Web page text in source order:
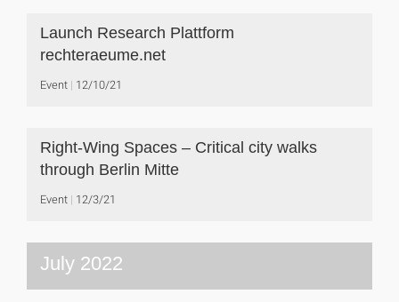
Launch Research Plattform
rechteraeume.net
Event 12/10/21
Right-Wing Spaces – Critical city walks
through Berlin Mitte
Event 12/3/21
July 2022